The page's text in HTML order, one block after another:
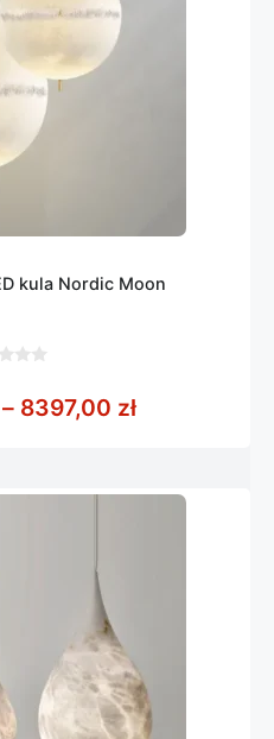
kula Nordic Moon
– 8397,00 złZakres cen: